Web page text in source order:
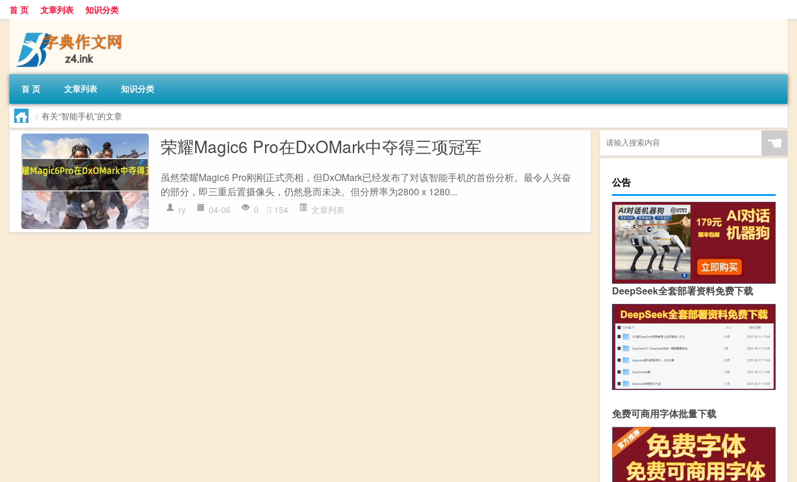
首 页 文章列表 知识分类
首 页 文章列表 知识分类
> 有关“智能手机”的文章
荣耀Magic6 Pro在DxOMark中夺得三项冠军
虽然荣耀Magic6 Pro刚刚正式亮相，但DxOMark已经发布了对该智能手机的首份分析。最令人兴奋
的部分，即三重后置摄像头，仍然悬而未决。但分辨率为2800 x 1280...
ry 04-06 0 154 文章列表
☚
公告
DeepSeek全套部署资料免费下载
免费可商用字体批量下载